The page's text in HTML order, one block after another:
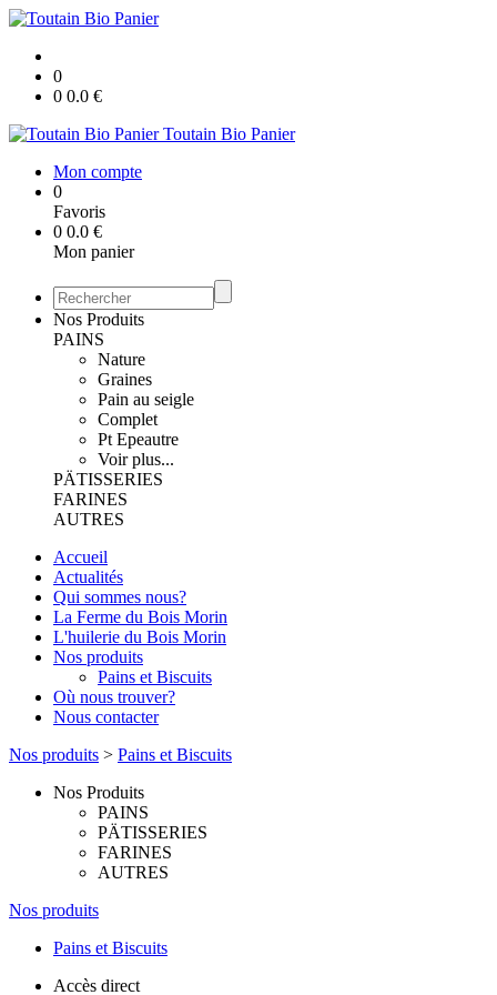
0
0 0.0 €
Toutain Bio Panier
Mon compte
0
Favoris
0 0.0 €
Mon panier
Nos Produits
PAINS
Nature
Graines
Pain au seigle
Complet
Pt Epeautre
Voir plus...
PÄTISSERIES
FARINES
AUTRES
Accueil
Actualités
Qui sommes nous?
La Ferme du Bois Morin
L'huilerie du Bois Morin
Nos produits
Pains et Biscuits
Où nous trouver?
Nous contacter
Nos produits > Pains et Biscuits
Nos Produits
PAINS
PÄTISSERIES
FARINES
AUTRES
Nos produits
Pains et Biscuits
Accès direct